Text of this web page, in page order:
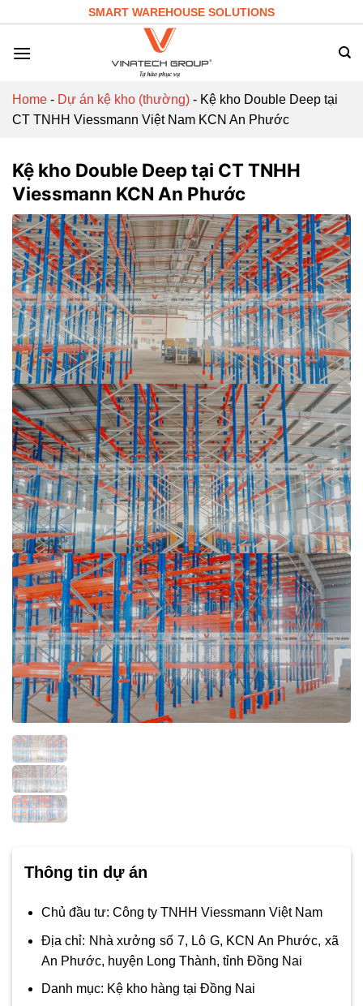
content
SMART WAREHOUSE SOLUTIONS
Home - Dự án kệ kho (thường) - Kệ kho Double Deep tại
CT TNHH Viessmann Việt Nam KCN An Phước
Kệ kho Double Deep tại CT TNHH
Viessmann KCN An Phước
Thông tin dự án
Chủ đầu tư: Công ty TNHH Viessmann Việt Nam
Địa chỉ: Nhà xưởng số 7, Lô G, KCN An Phước, xã
An Phước, huyện Long Thành, tỉnh Đồng Nai
Danh mục: Kệ kho hàng tại Đồng Nai